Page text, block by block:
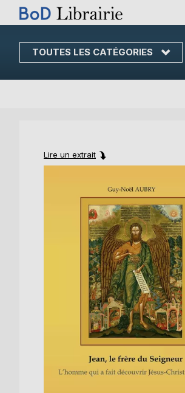
TOUTES LES CATÉGORIES
Skip
Content
Lire un extrait